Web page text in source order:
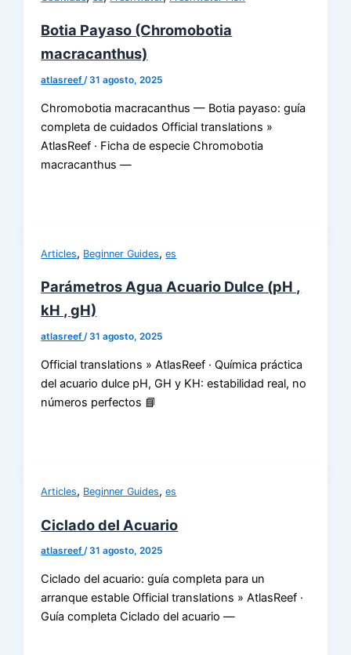
Botia Payaso (Chromobotia
macracanthus)
atlasreef/31 agosto, 2025
Chromobotia macracanthus — Botia payaso: guía
completa de cuidados Official translations »
AtlasReef · Ficha de especie Chromobotia
macracanthus —
Articles, Beginner Guides,es
Parámetros Agua Acuario Dulce (pH ,
kH , gH)
atlasreef/31 agosto, 2025
Official translations » AtlasReef · Química práctica
del acuario dulce pH, GH y KH: estabilidad real, no
números perfectos 📘
Articles, Beginner Guides,es
Ciclado del Acuario
atlasreef/31 agosto, 2025
Ciclado del acuario: guía completa para un
arranque estable Official translations » AtlasReef ·
Guía completa Ciclado del acuario —